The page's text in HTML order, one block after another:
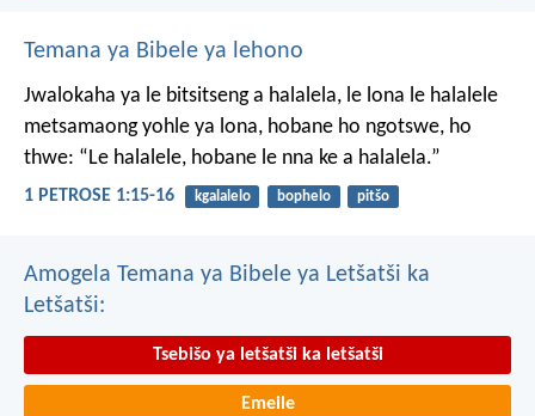
Temana ya Bibele ya lehono
Jwalokaha ya le bitsitseng a halalela, le lona le halalele
metsamaong yohle ya lona, hobane ho ngotswe, ho
thwe: “Le halalele, hobane le nna ke a halalela.”
1 PETROSE 1:15-16 kgalalelo bophelo pitšo
Amogela Temana ya Bibele ya Letšatši ka
Letšatši:
Tsebišo ya letšatši ka letšatši
Emeile